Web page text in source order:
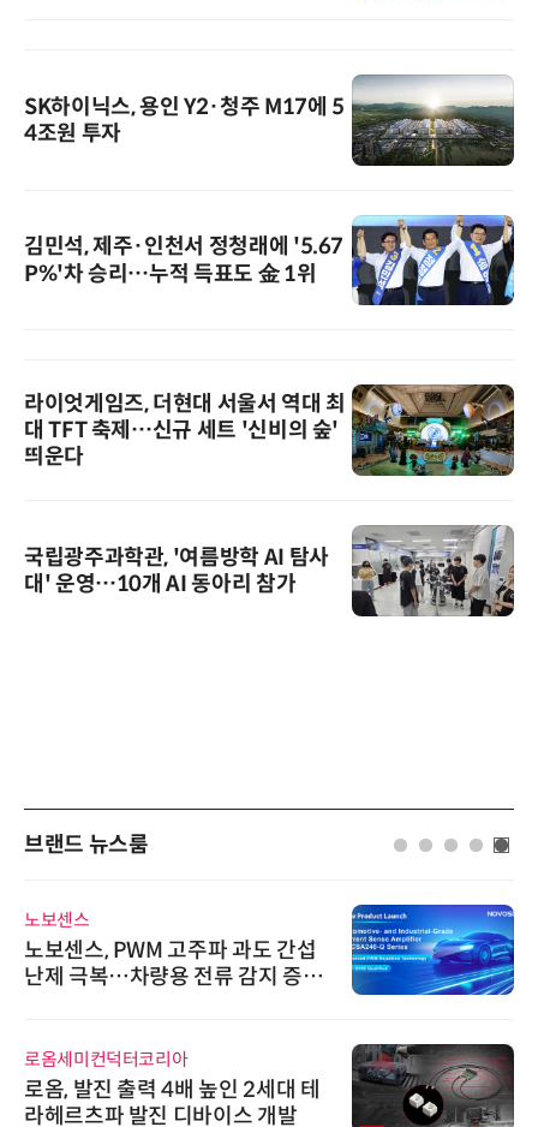
SK하이닉스, 용인 Y2·청주 M17에 5
4조원 투자
김민석, 제주·인천서 정청래에 '5.67
P%'차 승리…누적 득표도 金 1위
라이엇게임즈, 더현대 서울서 역대 최
대 TFT 축제…신규 세트 '신비의 숲'
띄운다
국립광주과학관, '여름방학 AI 탐사
대' 운영…10개 AI 동아리 참가
브랜드 뉴스룸
노보센스
노보센스, PWM 고주파 과도 간섭
난제 극복…차량용 전류 감지 증폭
로옴세미컨덕터코리아
로옴, 발진 출력 4배 높인 2세대 테
라헤르츠파 발진 디바이스 개발